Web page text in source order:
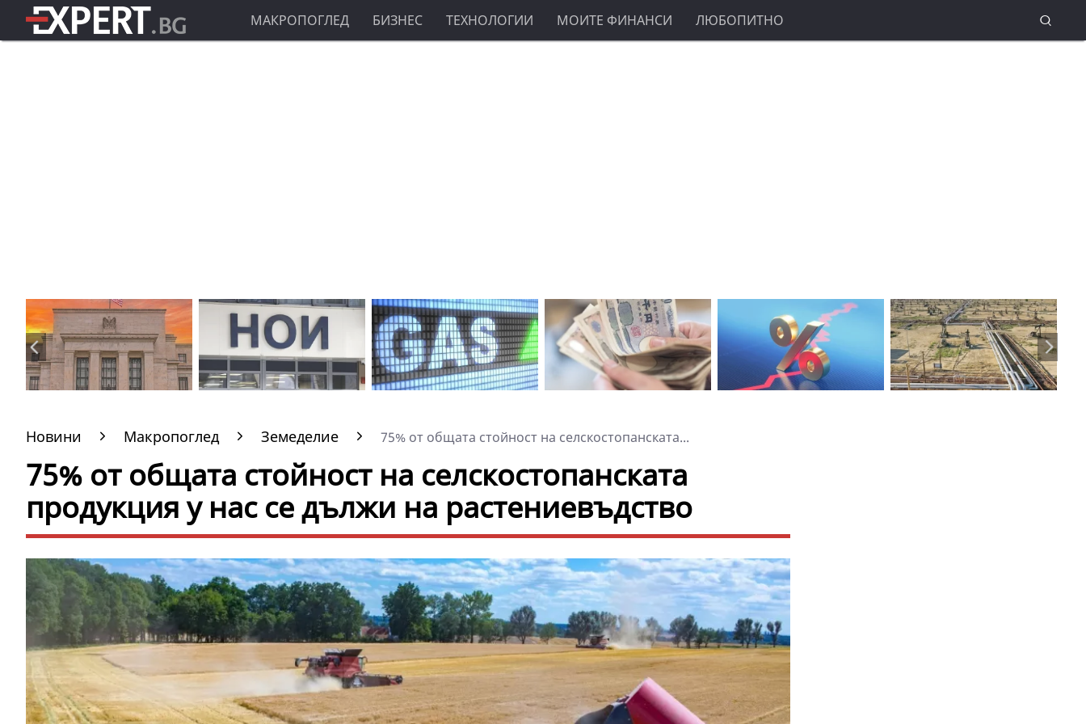
МАКРОПОГЛЕД БИЗНЕС ТЕХНОЛОГИИ МОИТЕ ФИНАНСИ ЛЮБОПИТНО
Новини Макропоглед Земеделие 75% от общата стойност на селскостопанската...
75% от общата стойност на селскостопанската
продукция у нас се дължи на растениевъдство